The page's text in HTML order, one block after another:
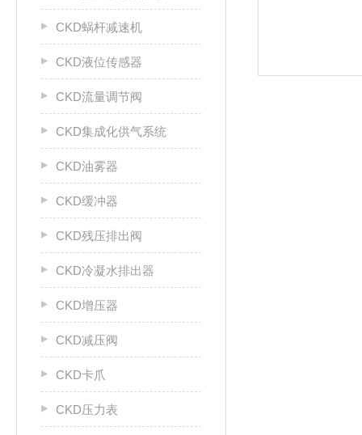
CKD蜗杆减速机
CKD液位传感器
CKD流量调节阀
CKD集成化供气系统
CKD油雾器
CKD缓冲器
CKD残压排出阀
CKD冷凝水排出器
CKD增压器
CKD减压阀
CKD卡爪
CKD压力表